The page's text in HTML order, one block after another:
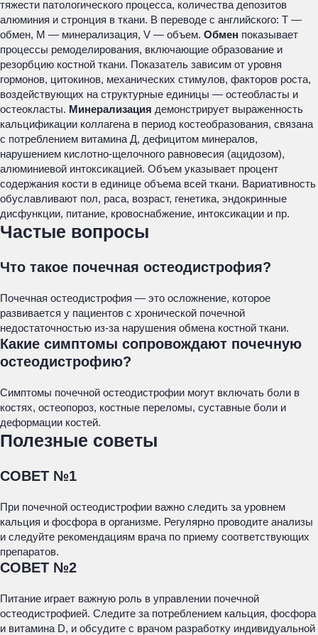
тяжести патологического процесса, количества депозитов
алюминия и стронция в ткани. В переводе с английского: Т —
обмен, М — минерализация, V — объем. Обмен показывает
процессы ремоделирования, включающие образование и
резорбцию костной ткани. Показатель зависим от уровня
гормонов, цитокинов, механических стимулов, факторов роста,
воздействующих на структурные единицы — остеобласты и
остеокласты. Минерализация демонстрирует выраженность
кальцификации коллагена в период костеобразования, связана
с потреблением витамина Д, дефицитом минералов,
нарушением кислотно-щелочного равновесия (ацидозом),
алюминиевой интоксикацией. Объем указывает процент
содержания кости в единице объема всей ткани. Вариативность
обуславливают пол, раса, возраст, генетика, эндокринные
дисфункции, питание, кровоснабжение, интоксикации и пр.
Частые вопросы
Что такое почечная остеодистрофия?
Почечная остеодистрофия — это осложнение, которое
развивается у пациентов с хронической почечной
недостаточностью из-за нарушения обмена костной ткани.
Какие симптомы сопровождают почечную
остеодистрофию?
Симптомы почечной остеодистрофии могут включать боли в
костях, остеопороз, костные переломы, суставные боли и
деформации костей.
Полезные советы
СОВЕТ №1
При почечной остеодистрофии важно следить за уровнем
кальция и фосфора в организме. Регулярно проводите анализы
и следуйте рекомендациям врача по приему соответствующих
препаратов.
СОВЕТ №2
Питание играет важную роль в управлении почечной
остеодистрофией. Следите за потреблением кальция, фосфора
и витамина D, и обсудите с врачом разработку индивидуальной